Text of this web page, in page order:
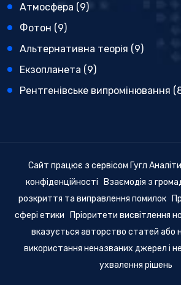
Атмосфера (9)
Фотон (9)
Альтернативна теорія (9)
Екзопланета (9)
Рентгенівське випромінювання
Сайт працює з сервісом Гугл
конфіденційності
Взаємодія з
розкриття та виправлення помилок
сфері етики
Пріоритети висвітлення
вказується авторство статей або
використання неназваних джерел і
ухвалення рішень